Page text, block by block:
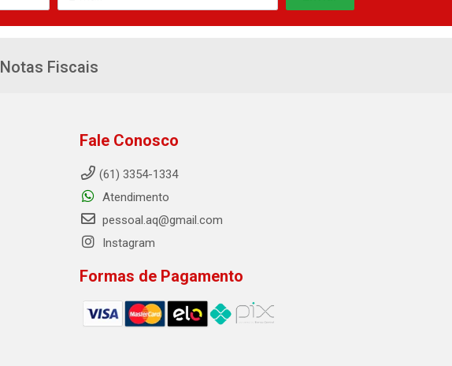
Notas Fiscais
Fale Conosco
(61) 3354-1334
Atendimento
pessoal.aq@gmail.com
Instagram
Formas de Pagamento